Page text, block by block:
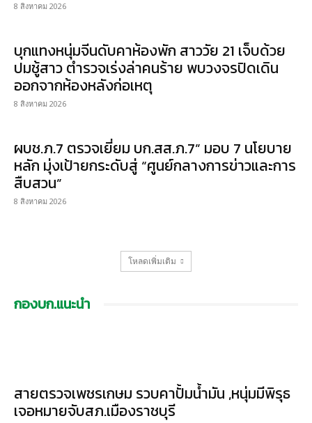
8 สิงหาคม 2026
บุกแทงหนุ่มจีนดับคาห้องพัก สาววัย 21 เจ็บด้วย
ปมชู้สาว ตำรวจเร่งล่าคนร้าย พบวงจรปิดเดิน
ออกจากห้องหลังก่อเหตุ
8 สิงหาคม 2026
ผบช.ภ.7 ตรวจเยี่ยม บก.สส.ภ.7” มอบ 7 นโยบาย
หลัก มุ่งเป้ายกระดับสู่ “ศูนย์กลางการข่าวและการ
สืบสวน”
8 สิงหาคม 2026
โหลดเพิ่มเติม
กองบก.แนะนำ
สายตรวจเพชรเกษม รวบคาปั้มน้ำมัน ,หนุ่มมีพิรุธ
เจอหมายจับสภ.เมืองราชบุรี